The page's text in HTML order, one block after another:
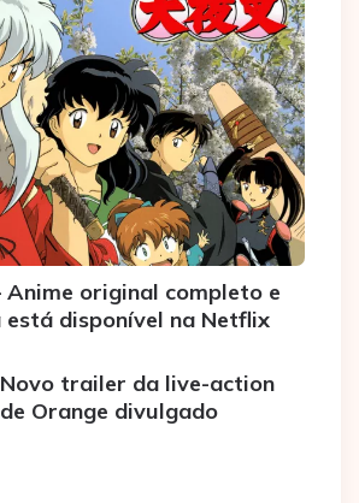
Anime original completo e
está disponível na Netflix
Novo trailer da live-action
de Orange divulgado